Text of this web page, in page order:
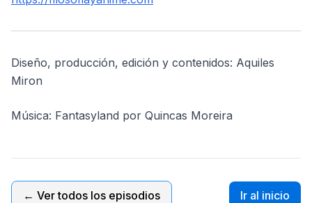
Diseño, producción, edición y contenidos: Aquiles
Miron
Música: Fantasyland por Quincas Moreira
← Ver todos los episodios Ir al inicio